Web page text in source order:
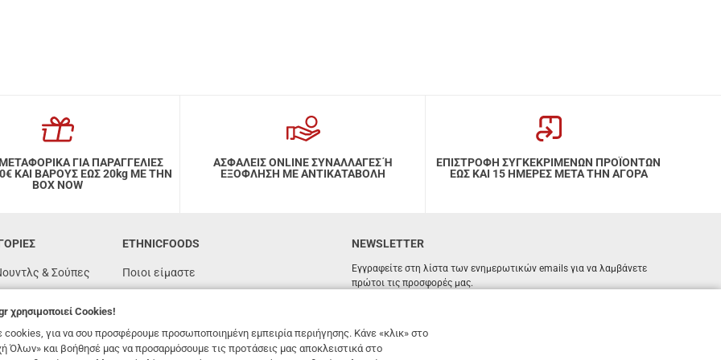
ΓΙΑ ΠΑΡΑΓΓΕΛΙΕΣ
ΒΑΡΟΥΣ ΕΩΣ 20kg ΜΕ ΤΗΝ
BOX NOW
ΑΣΦΑΛΕΙΣ ONLINE ΣΥΝΑΛΛΑΓΕΣ Ή
ΕΞΟΦΛΗΣΗ ΜΕ ΑΝΤΙΚΑΤΑΒΟΛΗ
ΕΠΙΣΤΡΟΦΗ ΣΥΓΚΕΚΡΙΜΕΝΩΝ ΠΡΟΪΟΝΤΩΝ
ΕΩΣ ΚΑΙ 15 ΗΜΕΡΕΣ ΜΕΤΑ ΤΗΝ ΑΓΟΡΑ
& Σούπες
ETHNICFOODS
Ποιοι είμαστε
Όροι χρήσης
NEWSLETTER
Εγγραφείτε στη λίστα των ενημερωτικών emails για να λαμβάνετε
πρώτοι τις προσφορές μας.
Email
Έχω διαβάσει κι αποδέχομαι τους
χρησιμοποιεί Cookies!
cookies, για να σου προσφέρουμε προσωποποιημένη εμπειρία περιήγησης. Κάνε «κλικ» στο
Όλων» και βοήθησέ μας να προσαρμόσουμε τις προτάσεις μας αποκλειστικά στο